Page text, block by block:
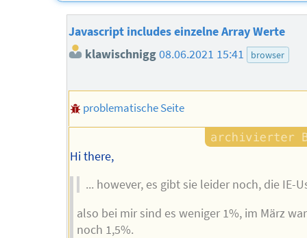
Javascript includes einzelne Array Werte
klawischnigg 08.06.2021 15:41 browser
problematische Seite
Hi there,
... however, es gibt sie leider noch, die IE-
also bei mir sind es weniger 1%, im März
noch 1,5%.